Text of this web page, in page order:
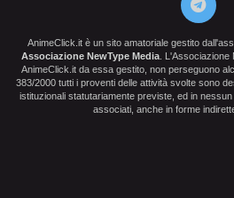
AnimeClick.it è un sito amatoriale gestito
Associazione NewType Media .
AnimeClick.it da essa gestito, non perseguono
383/2000 tutti i proventi delle attività svolte sono
istituzionali statutariamente previste, ed in
associati, anche in forme